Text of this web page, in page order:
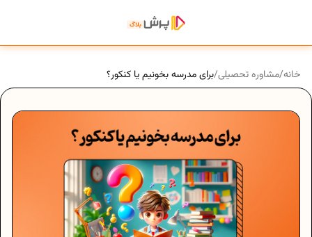
خانه/مشاوره تحصیلی/برای مدرسه بخونیم یا کنکور؟